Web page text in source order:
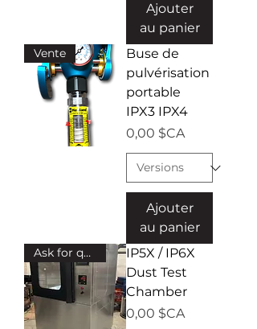
Ajouter
au panier
Vente
Buse de
pulvérisation
portable
IPX3 IPX4
Prix
0,00 $CA
Ajouter
au panier
Ask for quote!
IP5X / IP6X
Dust Test
Chamber
Prix
0,00 $CA